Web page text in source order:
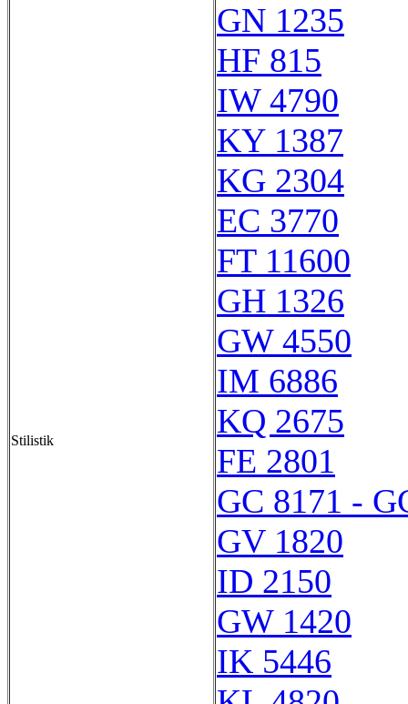
Stilistik
GN 1235
HF 815
IW 4790
KY 1387
KG 2304
EC 3770
FT 11600
GH 1326
GW 4550
IM 6886
KQ 2675
FE 2801
GC 8171 -
GV 1820
ID 2150
GW 1420
IK 5446